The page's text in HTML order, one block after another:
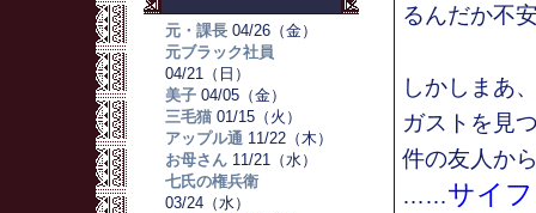
元・課長04/26（金）
元ブラック社員
04/21（日）
美子04/05（金）
三毛猫01/15（火）
アップル通11/22（木）
お母さん11/21（水）
七氏の権兵衛
03/24（水）
るんだか不
しかしまあ
ガストを見
件の友人か
……サイ